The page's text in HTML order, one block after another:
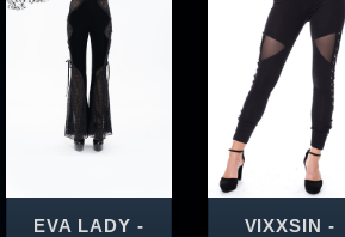
EVA LADY -
VIXXSIN -